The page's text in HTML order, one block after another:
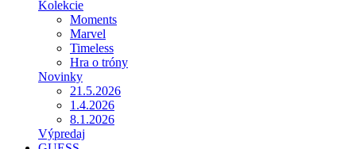
Kolekcie
Moments
Marvel
Timeless
Hra o tróny
Novinky
21.5.2026
1.4.2026
8.1.2026
Výpredaj